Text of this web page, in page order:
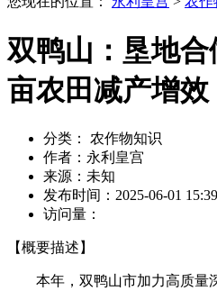
双鸭山：垦地合
亩农田减产增效
分类：
农作物知识
作者： 永利皇宫
来源： 未知
发布时间： 2025-06-01 15:39
访问量：
【概要描述】
本年，双鸭山市加力高质量